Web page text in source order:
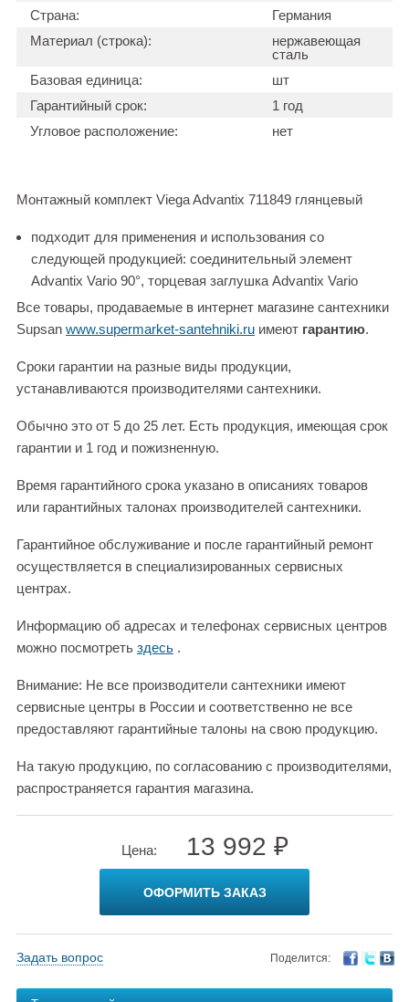
Страна:
Германия
Материал (строка):
нержавеющая
сталь
Базовая единица:
шт
Гарантийный срок:
1 год
Угловое расположение:
нет
Монтажный комплект Viega Advantix 711849 глянцевый
подходит для применения и использования со
следующей продукцией: соединительный элемент
Advantix Vario 90°, торцевая заглушка Advantix Vario
Все товары, продаваемые в интернет магазине сантехники
Supsan www.supermarket-santehniki.ru имеют гарантию.
Сроки гарантии на разные виды продукции,
устанавливаются производителями сантехники.
Обычно это от 5 до 25 лет. Есть продукция, имеющая срок
гарантии и 1 год и пожизненную.
Время гарантийного срока указано в описаниях товаров
или гарантийных талонах производителей сантехники.
Гарантийное обслуживание и после гарантийный ремонт
осуществляется в специализированных сервисных
центрах.
Информацию об адресах и телефонах сервисных центров
можно посмотреть здесь .
Внимание: Не все производители сантехники имеют
сервисные центры в России и соответственно не все
предоставляют гарантийные талоны на свою продукцию.
На такую продукцию, по согласованию с производителями,
распространяется гарантия магазина.
Цена: 13 992 ₽
ОФОРМИТЬ ЗАКАЗ
Задать вопрос Поделится: